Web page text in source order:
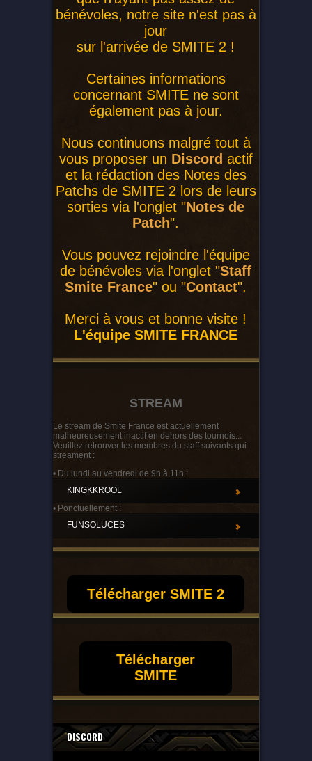
bénévoles, notre site n'est pas à
jour
sur l'arrivée de SMITE 2 !
Certaines informations
concernant SMITE ne sont
également pas à jour.
Nous continuons malgré tout à
vous proposer un Discord actif
et la rédaction des Notes des
Patchs de SMITE 2 lors de leurs
sorties via l'onglet "Notes de
Patch".
Vous pouvez rejoindre l'équipe
de bénévoles via l'onglet "Staff
Smite France" ou "Contact".
Merci à vous et bonne visite !
L'équipe SMITE FRANCE
STREAM
Le stream de Smite France est actuellement
malheureusement inactif en dehors des tournois...
Veuillez retrouver les membres du staff suivants qui
streament :
• Du lundi au vendredi de 9h à 11h :
KINGKKROOL
• Ponctuellement :
FUNSOLUCES
Télécharger SMITE 2
Télécharger
SMITE
DISCORD